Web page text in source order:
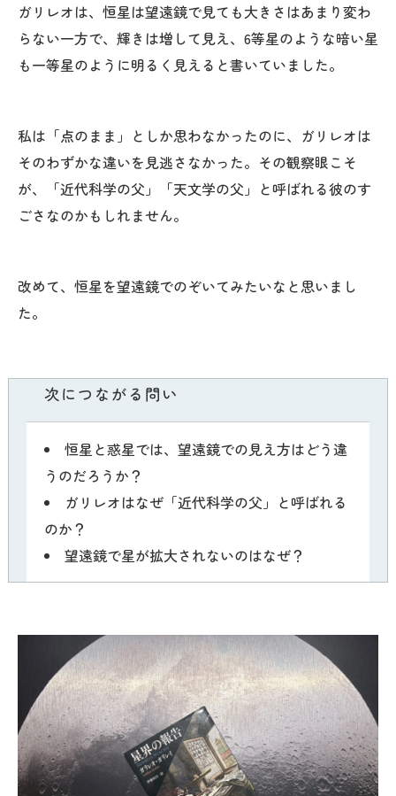
ガリレオは、恒星は望遠鏡で見ても大きさはあまり変わ
らない一方で、輝きは増して見え、6等星のような暗い星
も一等星のように明るく見えると書いていました。
私は「点のまま」としか思わなかったのに、ガリレオは
そのわずかな違いを見逃さなかった。その観察眼こそ
が、「近代科学の父」「天文学の父」と呼ばれる彼のす
ごさなのかもしれません。
改めて、恒星を望遠鏡でのぞいてみたいなと思いまし
た。
次につながる問い
恒星と惑星では、望遠鏡での見え方はどう違
うのだろうか？
ガリレオはなぜ「近代科学の父」と呼ばれる
のか？
望遠鏡で星が拡大されないのはなぜ？